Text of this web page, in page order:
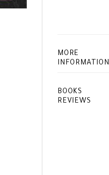
MORE
INFORMATION
BOOKS
REVIEWS